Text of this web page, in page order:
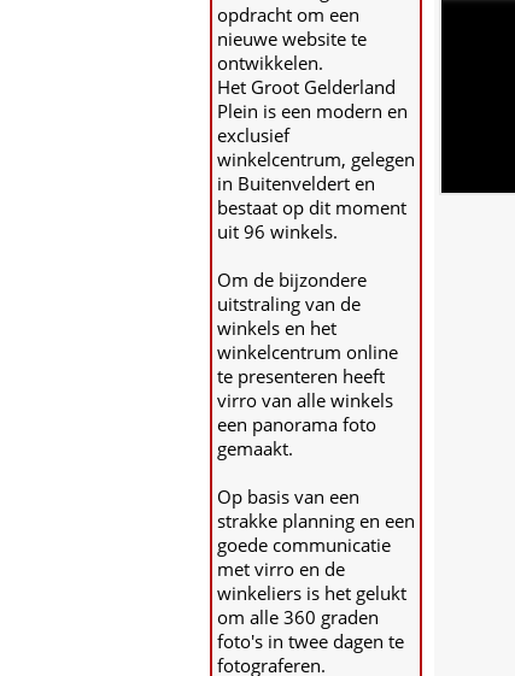
opdracht om een
nieuwe website te
ontwikkelen.
Het Groot Gelderland
Plein is een modern en
exclusief
winkelcentrum, gelegen
in Buitenveldert en
bestaat op dit moment
uit 96 winkels.
Om de bijzondere
uitstraling van de
winkels en het
winkelcentrum online
te presenteren heeft
virro van alle winkels
een panorama foto
gemaakt.
Op basis van een
strakke planning en een
goede communicatie
met virro en de
winkeliers is het gelukt
om alle 360 graden
foto's in twee dagen te
fotograferen.